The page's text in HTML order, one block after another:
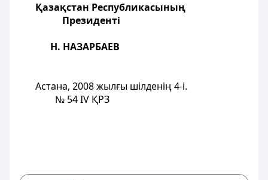
Қазақстан Республикасының
Президенті
Н. НАЗАРБАЕВ
Астана, 2008 жылғы шілденің 4-і.
№ 54 ІV ҚРЗ